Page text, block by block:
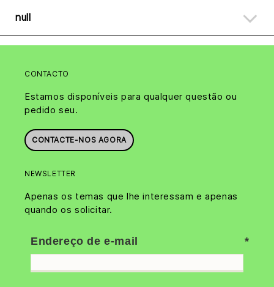
null
CONTACTO
Estamos disponíveis para qualquer questão ou
pedido seu.
CONTACTE-NOS AGORA
NEWSLETTER
Apenas os temas que lhe interessam e apenas
quando os solicitar.
Endereço de e-mail